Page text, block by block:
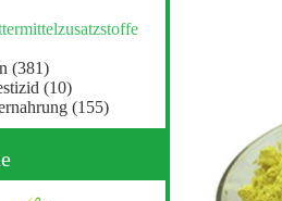
(381)
(10)
(155)